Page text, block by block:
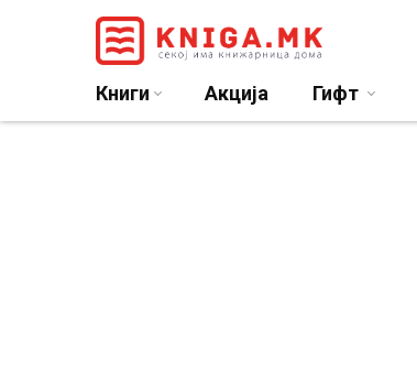
Книги Акција Гифт